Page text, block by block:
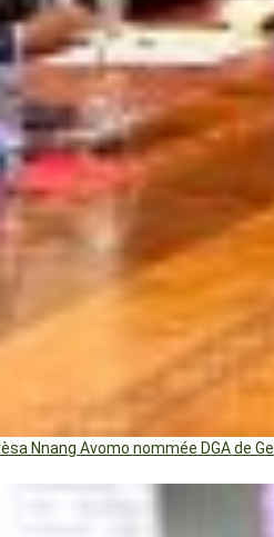
Nnang Avomo nommée DGA de